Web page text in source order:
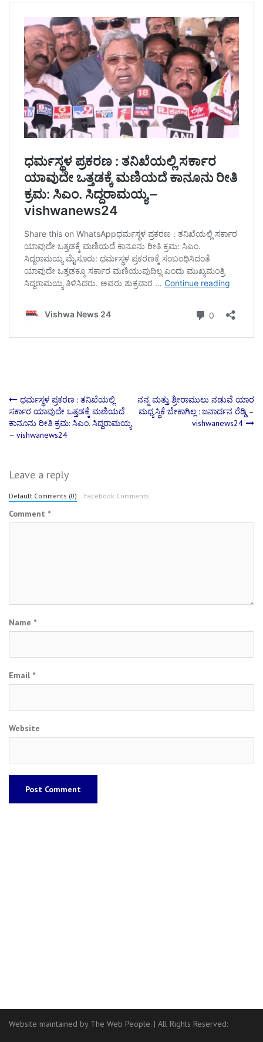
Post
navigation
ಧರ್ಮಸ್ಥಳ ಪ್ರಕರಣ : ತನಿಖೆಯಲ್ಲಿ
ಸರ್ಕಾರ ಯಾವುದೇ ಒತ್ತಡಕ್ಕೆ ಮಣಿಯದೆ
ಕಾನೂನು ರೀತಿ ಕ್ರಮ: ಸಿಎಂ. ಸಿದ್ದರಾಮಯ್ಯ
– vishwanews24
ನನ್ನ ಮತ್ತು ಶ್ರೀರಾಮುಲು ನಡುವೆ ಯಾರ
ಮಧ್ಯಸ್ಥಿಕೆ ಬೇಕಾಗಿಲ್ಲ : ಜನಾರ್ದನ ರೆಡ್ಡಿ –
vishwanews24
Leave a reply
Default Comments (0) Facebook Comments
Comment *
Name *
Email *
Website
Website maintained by The Web People. | All Rights Reserved: